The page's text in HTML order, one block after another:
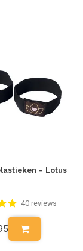
heerlijk zacht en
in de vorm van
yoga blok van Lotus
mat.
- Lotus
40 reviews